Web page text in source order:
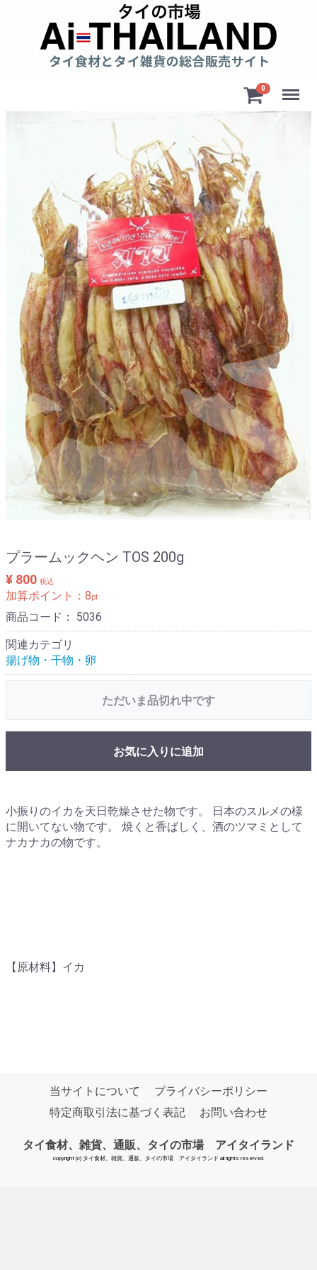
0 Menu
プラームックヘン TOS 200g
¥ 800 税込
加算ポイント： 8pt
商品コード： 5036
関連カテゴリ
揚げ物・干物・卵
ただいま品切れ中です
お気に入りに追加
小振りのイカを天日乾燥させた物です。 日本のスルメの様
に開いてない物です。 焼くと香ばしく、酒のツマミとして
ナカナカの物です。
【原材料】イカ
当サイトについて
プライバシーポリシー
特定商取引法に基づく表記
お問い合わせ
タイ食材、雑貨、通販、タイの市場 アイタイランド
copyright (c) タイ食材、雑貨、通販、タイの市場 アイタイランド all rights reserved.